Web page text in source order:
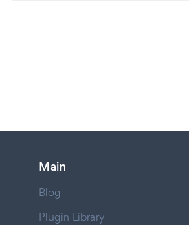
Main
Blog
Plugin Library